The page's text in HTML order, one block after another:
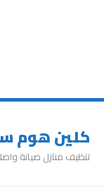
كلين هوم سيرفس
تنظيف منازل صيانة واصلاح وترميمات